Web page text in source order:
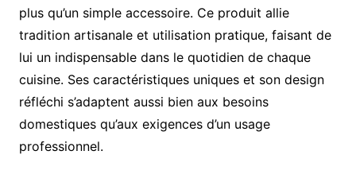
plus qu’un simple accessoire. Ce produit allie
tradition artisanale et utilisation pratique, faisant de
lui un indispensable dans le quotidien de chaque
cuisine. Ses caractéristiques uniques et son design
réfléchi s’adaptent aussi bien aux besoins
domestiques qu’aux exigences d’un usage
professionnel.